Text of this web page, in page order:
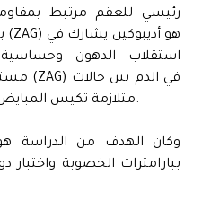
رئيسي للعقم مرتبط
استقلاب الدهون
متلازمة تكيس المبايض يمكن أن يتنبأ بفرص الخصوبة.